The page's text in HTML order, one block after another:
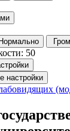
Нормально
50
настройки